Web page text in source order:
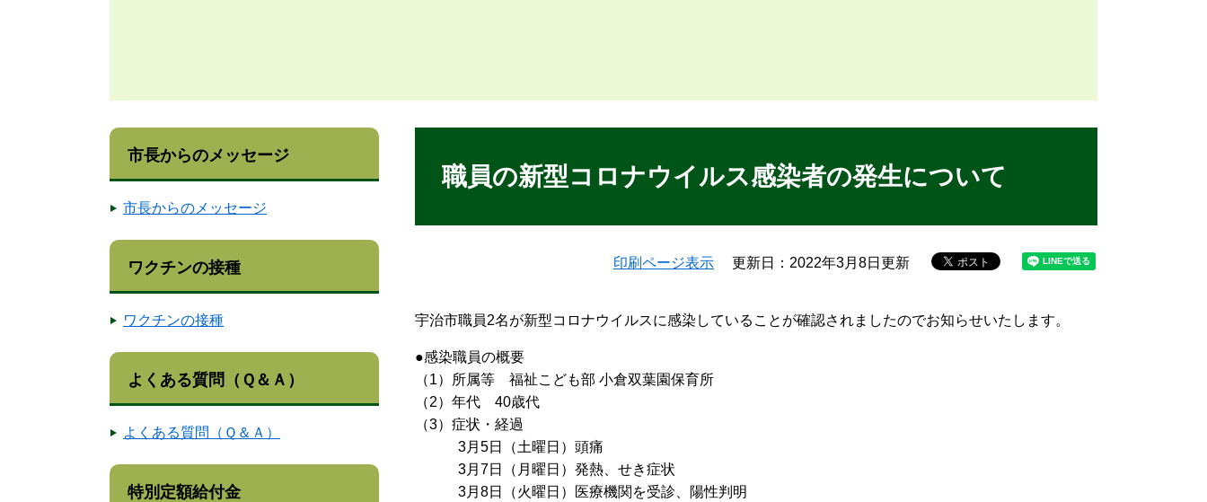
職員の新型コロナウイルス感染者の発生について
印刷ページ表示 更新日：2022年3月8日更新
宇治市職員2名が新型コロナウイルスに感染していることが確認されましたのでお知らせいたします。
●感染職員の概要
（1）所属等 福祉こども部 小倉双葉園保育所
（2）年代 40歳代
（3）症状・経過
3月5日（土曜日）頭痛
3月7日（月曜日）発熱、せき症状
3月8日（火曜日）医療機関を受診、陽性判明
市長からのメッセージ
市長からのメッセージ
ワクチンの接種
ワクチンの接種
よくある質問（Ｑ＆Ａ）
よくある質問（Ｑ＆Ａ）
特別定額給付金